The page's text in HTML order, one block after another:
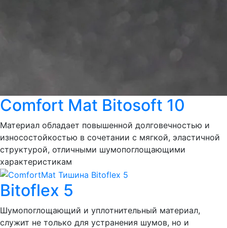
Comfort Mat Bitosoft 10
Материал обладает повышенной долговечностью и
износостойкостью в сочетании с мягкой, эластичной
структурой, отличными шумопоглощающими
характеристикам
Bitoflex 5
Шумопоглощающий и уплотнительный материал,
служит не только для устранения шумов, но и